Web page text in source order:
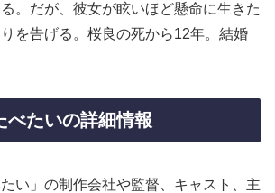
。だが、彼女が眩いほど懸命に生きた
を告げる。桜良の死から12年。結婚
べたいの詳細情報
たい」の制作会社や監督、キャスト、主